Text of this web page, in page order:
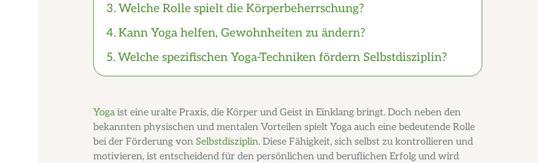
Welche Rolle spielt die Körperbeherrschung?
Kann Yoga helfen, Gewohnheiten zu ändern?
Welche spezifischen Yoga-Techniken fördern Selbstdisziplin?
Yoga ist eine uralte Praxis, die Körper und Geist in Einklang bringt. Doch neben den
bekannten physischen und mentalen Vorteilen spielt Yoga auch eine bedeutende Rolle
bei der Förderung von Selbstdisziplin. Diese Fähigkeit, sich selbst zu kontrollieren und
motivieren, ist entscheidend für den persönlichen und beruflichen Erfolg und wird